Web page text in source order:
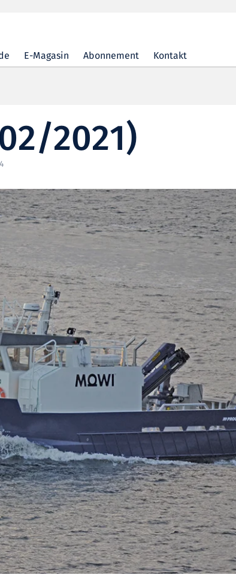
E-Magasin Abonnement Kontakt
2021)